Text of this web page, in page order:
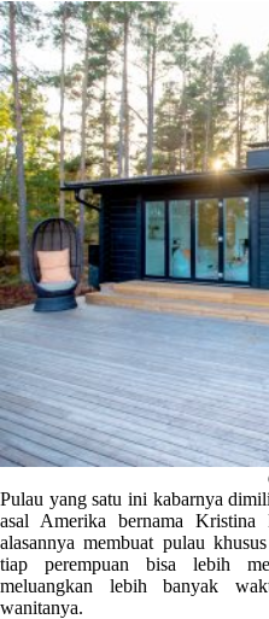
Pulau yang satu ini kabarnya
asal Amerika bernama Kristina
alasannya membuat pulau
tiap perempuan bisa lebih
meluangkan lebih banyak
wanitanya.